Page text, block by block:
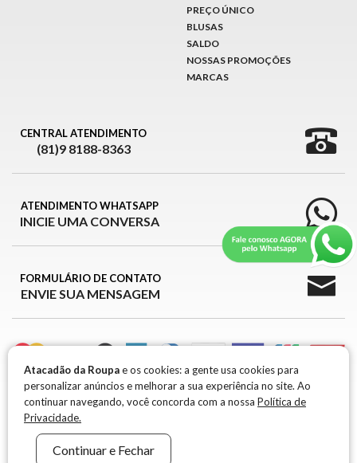
PREÇO ÚNICO
BLUSAS
SALDO
NOSSAS PROMOÇÕES
MARCAS
CENTRAL ATENDIMENTO
(81)9 8188-8363
ATENDIMENTO WHATSAPP
INICIE UMA CONVERSA
FORMULÁRIO DE CONTATO
ENVIE SUA MENSAGEM
ATACADÃO DA ROUPA © 2026
ATACADÃO DA ROUPA © 2026 -CNPJ 39.426.709/0001-99 / IE: 0917651-96
Atacadão da Roupae os cookies: a gente usa cookies para
personalizar anúncios e melhorar a sua experiência no site. Ao
continuar navegando, você concorda com a nossa Política de
Privacidade.
Continuar e Fechar